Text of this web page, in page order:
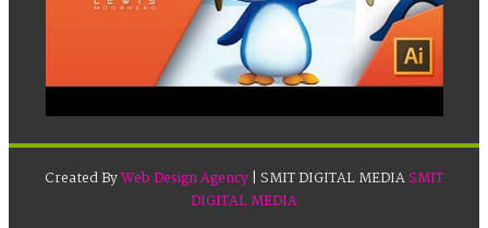
Created ByWeb Design Agency| SMIT DIGITAL MEDIASMIT
DIGITAL MEDIA